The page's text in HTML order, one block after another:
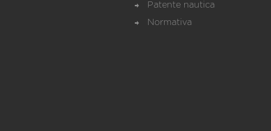
Patente nautica
Normativa